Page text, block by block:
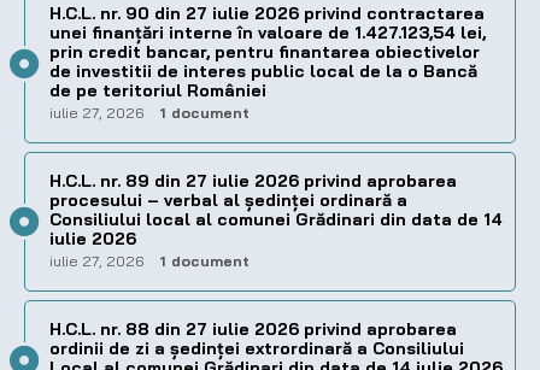
H.C.L. nr. 90 din 27 iulie 2026 privind contractarea
unei finanțări interne în valoare de 1.427.123,54 lei,
prin credit bancar, pentru finantarea obiectivelor
de investitii de interes public local de la o Bancă
de pe teritoriul României
iulie 27, 2026 1 document
H.C.L. nr. 89 din 27 iulie 2026 privind aprobarea
procesului – verbal al şedinţei ordinară a
Consiliului local al comunei Grădinari din data de 14
iulie 2026
iulie 27, 2026 1 document
H.C.L. nr. 88 din 27 iulie 2026 privind aprobarea
ordinii de zi a şedinţei extrordinară a Consiliului